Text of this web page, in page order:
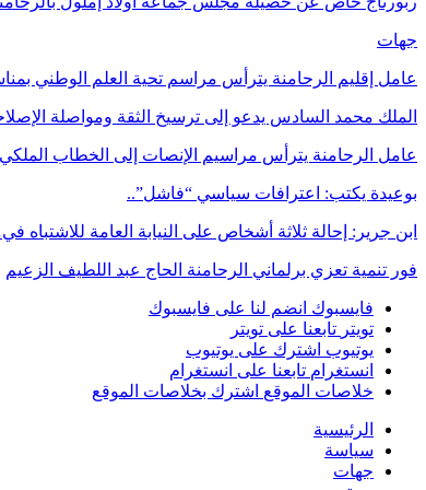
جهات
عامل إقليم الرحامنة يترأس مراسم تحية العلم الوطني
الملك محمد السادس يدعو إلى ترسيخ الثقة ومواصلة
عامل الرحامنة يترأس مراسيم الإنصات إلى الخطاب الملكي
بوعيدة يكتب: اعترافات سياسي “فاشل”..
ابن جرير: إحالة ثلاثة أشخاص على النيابة العامة للاشتباه
فور تنمية تعزي برلماني الرحامنة الحاج عبد اللطيف الزعيم
فايسبوك انضم لنا على فايسبوك
تويتر تابعنا على تويتر
يوتيوب اشترك على يوتيوب
انستغرام تابعنا على انستغرام
خلاصات الموقع اشترك بخلاصات الموقع
الرئيسية
سياسة
جهات